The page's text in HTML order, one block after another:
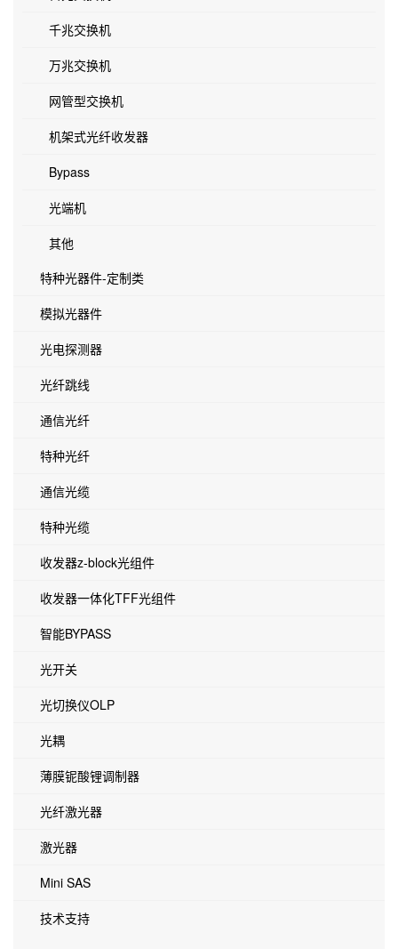
千兆交换机
万兆交换机
网管型交换机
机架式光纤收发器
Bypass
光端机
其他
特种光器件-定制类
模拟光器件
光电探测器
光纤跳线
通信光纤
特种光纤
通信光缆
特种光缆
收发器z-block光组件
收发器一体化TFF光组件
智能BYPASS
光开关
光切换仪OLP
光耦
薄膜铌酸锂调制器
光纤激光器
激光器
Mini SAS
技术支持